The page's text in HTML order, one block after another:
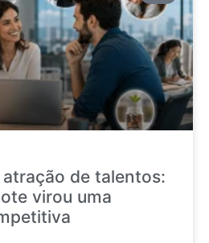
de talentos:
virou uma